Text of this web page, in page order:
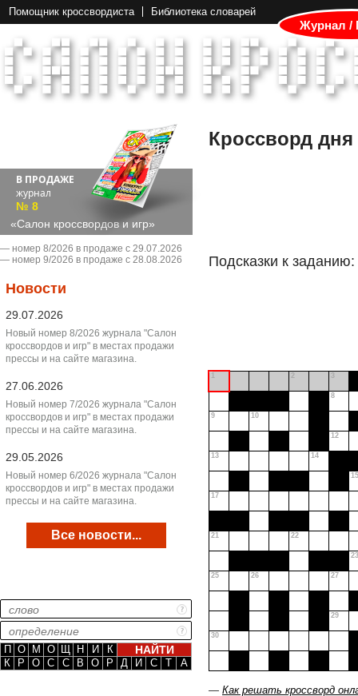
Помощник кроссвордиста Библиотека словарей
Журнал /
В ПРОДАЖЕ
журнал
№ 8
«Салон кроссвордов и игр»
― номер 8/2026 в продаже с 29.07.2026
― номер 9/2026 в продаже с 28.08.2026
Новости
29.07.2026
Новый номер 8/2026 журнала "Салон
кроссвордов и игр" в местах продажи
прессы и на сайте магазина.
27.06.2026
Новый номер 7/2026 журнала "Салон
кроссвордов и игр" в местах продажи
прессы и на сайте магазина.
29.05.2026
Новый номер 6/2026 журнала "Салон
кроссвордов и игр" в местах продажи
прессы и на сайте магазина.
Все новости...
П О М О Щ Н И
К
К
Р О С С В О Р Д И С Т А
Кроссворд дня
Подсказки к заданию:
1 2 3
8
9 10
12
13 14
15
17
21 22
23
25 26 27
29
30
— Как решать кроссворд